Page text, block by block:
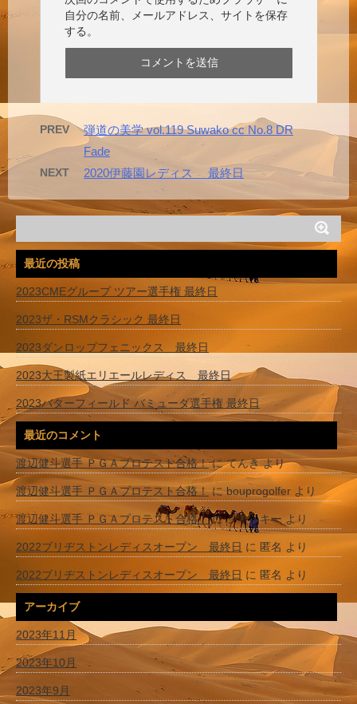
自分の名前、メールアドレス、サイトを保存
する。
PREV
弾道の美学 vol.119 Suwako cc No.8 DR
Fade
NEXT 2020伊藤園レディス 最終日
最近の投稿
2023CMEグループ ツアー選手権 最終日
2023ザ・RSMクラシック 最終日
2023ダンロップフェニックス 最終日
2023大王製紙エリエールレディス 最終日
2023バターフィールド バミューダ選手権 最終日
最近のコメント
渡辺健斗選手 ＰＧＡプロテスト合格！にてんきより
渡辺健斗選手 ＰＧＡプロテスト合格！に bouprogolfer より
渡辺健斗選手 ＰＧＡプロテスト合格！にジャッキー より
2022ブリヂストンレディスオープン 最終日 に 匿名 より
2022ブリヂストンレディスオープン 最終日 に 匿名 より
アーカイブ
2023年11月
2023年10月
2023年9月